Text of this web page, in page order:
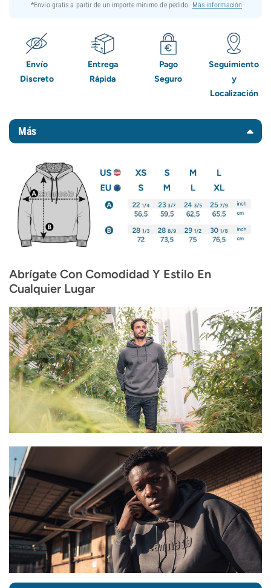
*Envío gratis a partir de un importe mínimo de pedido. Más información
Envío
Discreto
Entrega
Rápida
Pago
Seguro
Seguimiento
y
Localización
Más
Abrígate Con Comodidad Y Estilo En
Cualquier Lugar